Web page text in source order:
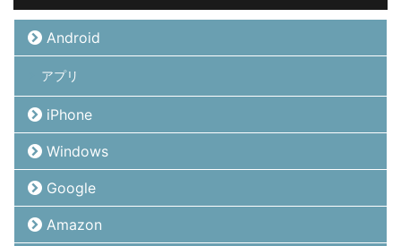
Android
アプリ
iPhone
Windows
Google
Amazon